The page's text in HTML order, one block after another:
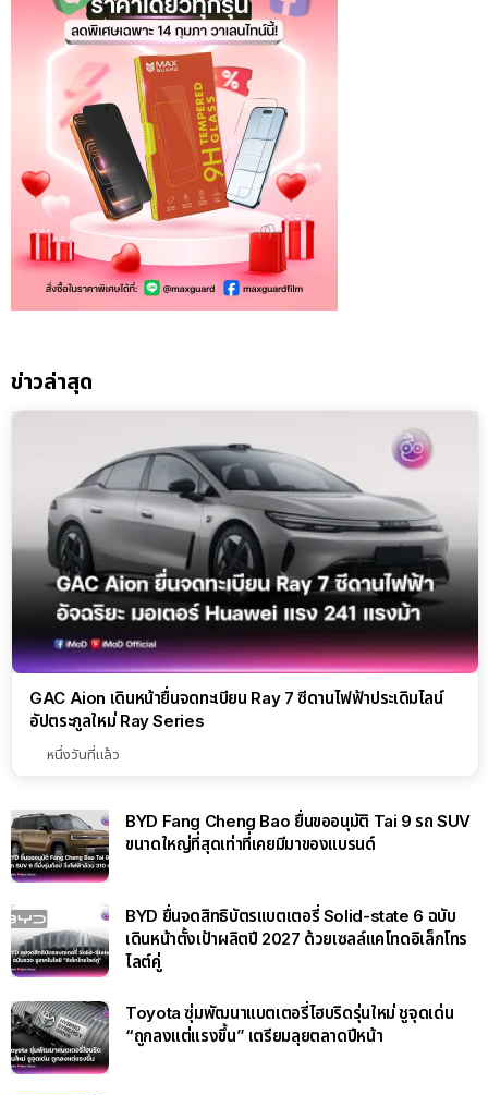
ข่าวล่าสุด
GAC Aion เดินหน้ายื่นจดทะเบียน Ray 7 ซีดานไฟฟ้าประเดิมไลน์
อัปตระกูลใหม่ Ray Series
หนึ่งวันที่แล้ว
BYD Fang Cheng Bao ยื่นขออนุมัติ Tai 9 รถ SUV
ขนาดใหญ่ที่สุดเท่าที่เคยมีมาของแบรนด์
BYD ยื่นจดสิทธิบัตรแบตเตอรี่ Solid-state 6 ฉบับ
เดินหน้าตั้งเป้าผลิตปี 2027 ด้วยเซลล์แคโทดอิเล็กโทร
ไลต์คู่
Toyota ซุ่มพัฒนาแบตเตอรี่ไฮบริดรุ่นใหม่ ชูจุดเด่น
“ถูกลงแต่แรงขึ้น” เตรียมลุยตลาดปีหน้า